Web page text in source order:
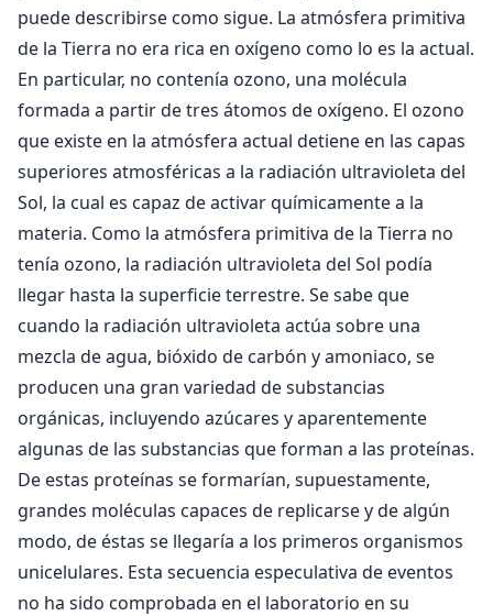
puede describirse como sigue. La atmósfera primitiva
de la Tierra no era rica en oxígeno como lo es la actual.
En particular, no contenía ozono, una molécula
formada a partir de tres átomos de oxígeno. El ozono
que existe en la atmósfera actual detiene en las capas
superiores atmosféricas a la radiación ultravioleta del
Sol, la cual es capaz de activar químicamente a la
materia. Como la atmósfera primitiva de la Tierra no
tenía ozono, la radiación ultravioleta del Sol podía
llegar hasta la superficie terrestre. Se sabe que
cuando la radiación ultravioleta actúa sobre una
mezcla de agua, bióxido de carbón y amoniaco, se
producen una gran variedad de substancias
orgánicas, incluyendo azúcares y aparentemente
algunas de las substancias que forman a las proteínas.
De estas proteínas se formarían, supuestamente,
grandes moléculas capaces de replicarse y de algún
modo, de éstas se llegaría a los primeros organismos
unicelulares. Esta secuencia especulativa de eventos
no ha sido comprobada en el laboratorio en su